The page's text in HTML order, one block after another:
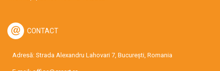
CONTACT
Adresă: Strada Alexandru Lahovari 7, București, Romania